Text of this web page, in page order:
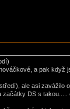
a pak když
ale asi zavážilo
DS s